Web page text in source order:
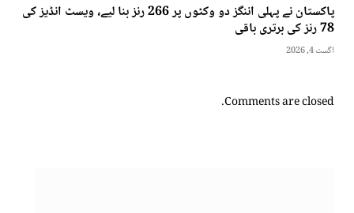
پاکستان نے پہلی اننگز دو وکٹوں پر 266 رنز بنا لیے، ویسٹ انڈیز کی
78 رنز کی برتری باقی
اگست 4, 2026
Comments are closed.